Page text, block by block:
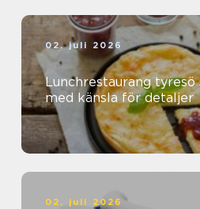
02. juli 2026
Lunchrestaurang tyresö smakrik vardag
med känsla för detaljer
02. juli 2026